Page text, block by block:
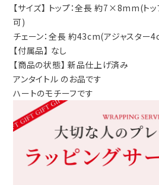
【サイズ】 トップ：全長 約7×8mm(ト
可)
チェーン：全長 約43cm(アジャスター
【付属品】 なし
【商品の状態】 新品仕上げ済み
アンタイトル のお品です
ハートのモチーフです